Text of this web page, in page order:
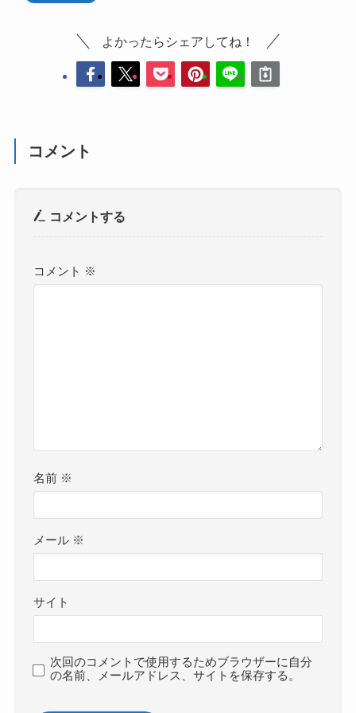
よかったらシェアしてね！
コメント
コメントする
コメント ※
名前 ※
メール ※
サイト
次回のコメントで使用するためブラウザーに自分
の名前、メールアドレス、サイトを保存する。